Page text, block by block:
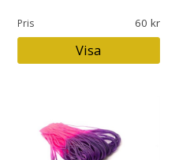
Pris 60
Visa